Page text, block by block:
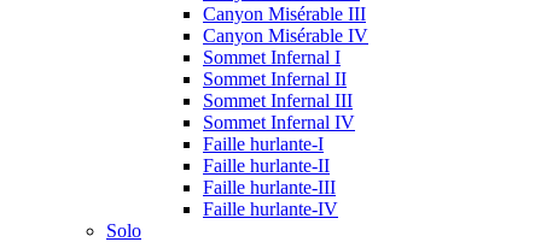
Canyon Misérable III
Canyon Misérable IV
Sommet Infernal I
Sommet Infernal II
Sommet Infernal III
Sommet Infernal IV
Faille hurlante-I
Faille hurlante-II
Faille hurlante-III
Faille hurlante-IV
Solo